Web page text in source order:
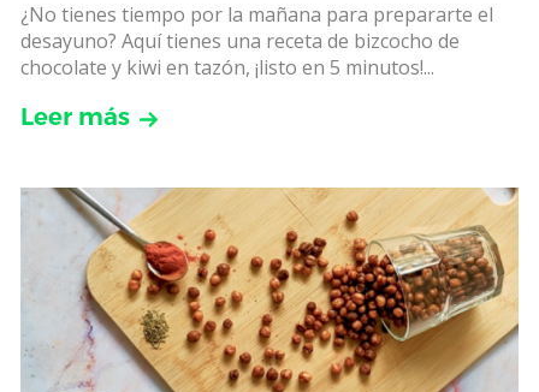
¿No tienes tiempo por la mañana para prepararte el
desayuno? Aquí tienes una receta de bizcocho de
chocolate y kiwi en tazón, ¡listo en 5 minutos!...
Leer más